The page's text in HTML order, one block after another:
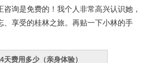
询是免费的！我个人非常高兴认识她，
享受的桂林之旅。再贴一下小林的手
费用多少（亲身体验）